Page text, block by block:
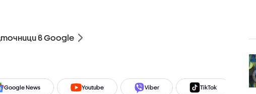
в Google
Google News Youtube Viber TikTok